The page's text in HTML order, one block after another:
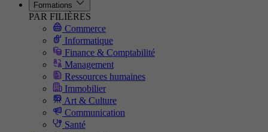
Formations
PAR FILIÈRES
Commerce
Informatique
Finance & Comptabilité
Management
Ressources humaines
Immobilier
Art & Culture
Communication
Santé